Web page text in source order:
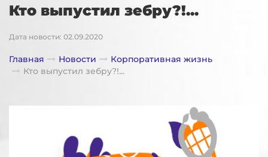
Кто выпустил зебру?!...
Дата новости: 02.09.2020
Главная Новости
Корпоративная жизнь
Кто выпустил зебру?!...